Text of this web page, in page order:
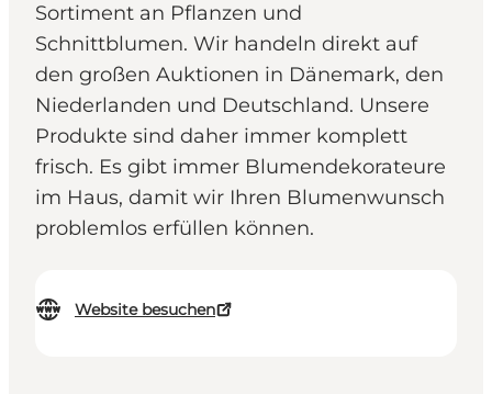
Sortiment an Pflanzen und
Schnittblumen. Wir handeln direkt auf
den großen Auktionen in Dänemark, den
Niederlanden und Deutschland. Unsere
Produkte sind daher immer komplett
frisch. Es gibt immer Blumendekorateure
im Haus, damit wir Ihren Blumenwunsch
problemlos erfüllen können.
Website besuchen